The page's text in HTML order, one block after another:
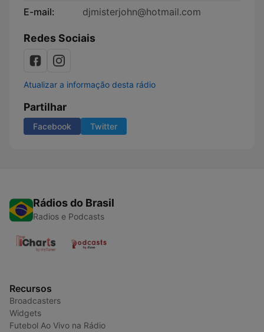
E-mail:
djmisterjohn@hotmail.com
Redes Sociais
Atualizar a informação desta rádio
Partilhar
Facebook Twitter
Rádios do Brasil
Radios e Podcasts
Recursos
Broadcasters
Widgets
Futebol Ao Vivo na Rádio